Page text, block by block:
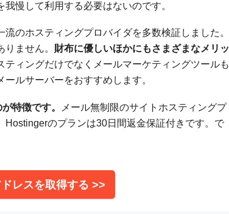
慢して利用する必要はないのです。
のホスティングプロバイダを多数検証しました。
ません。 財布に優しいほかにもさまざまなメリッ
ィングだけでなくメールマーケティングツールも
ルサーバーをおすすめします。
特徴です。
メール無制限のサイトホスティングプ
のプランは30日間返金保証付きです。で
レスを取得する >>